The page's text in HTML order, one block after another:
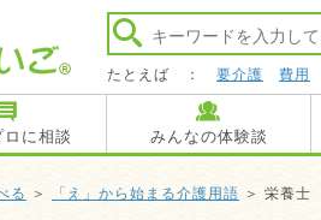
たとえば ： 要介護 費用
に相談 みんなの体験談
る ＞ 「え」から始まる介護用語 ＞ 栄養士